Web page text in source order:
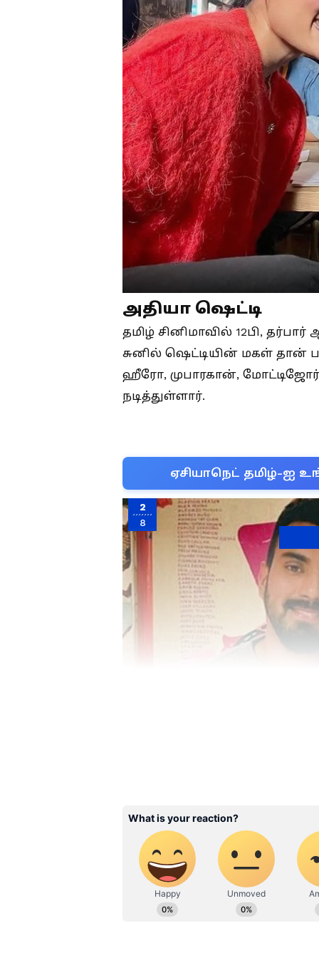
அதியா ஷெட்டி
தமிழ் சினிமாவில் 12பி,
சுனில் ஷெட்டியின் மகள் தான்
ஹீரோ, முபாரகான்,
நடித்துள்ளார்.
ஏசியாநெட் தமிழ்-ஐ
2
8
காதலித்து வருகின்றனர்.
துபாயில் வைத்து
சமூக வலைதளங்களைல்